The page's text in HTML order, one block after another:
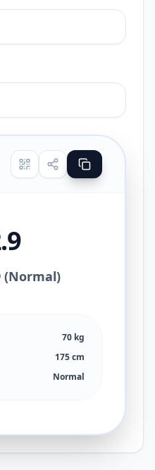
(Normal)
70 kg
175 cm
Normal